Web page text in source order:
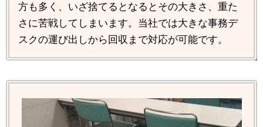
方も多く、いざ捨てるとなるとその大きさ、重た
さに苦戦してしまいます。当社では大きな事務デ
スクの運び出しから回収まで対応が可能です。